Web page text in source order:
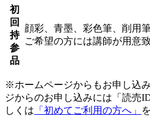
初
回
持
参
品
顔彩、青墨、彩色筆、削用
ご希望の方には講師が用意致
※ホームページからもお申し込
ジからのお申し込みには「読売
しくは 「初めてご利用の方へ」